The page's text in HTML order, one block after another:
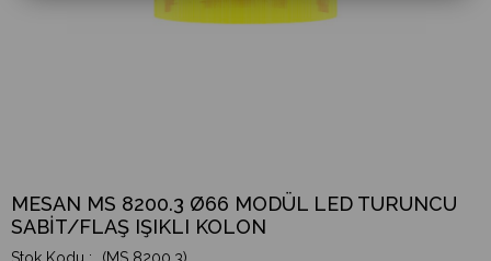
MESAN MS 8200.3 Ø66 MODÜL LED TURUNCU
SABİT/FLAŞ IŞIKLI KOLON